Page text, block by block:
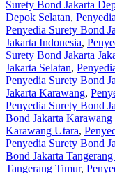
Surety Bond Jakarta
Depok Selatan,
Penyedia Surety Bond
Jakarta Indonesia,
Surety Bond Jakarta
Jakarta Selatan,
Penyedia Surety Bond
Jakarta Karawang,
Penyedia Surety Bond
Bond Jakarta Karawang
Karawang Utara,
Penyedia Surety Bond
Bond Jakarta Tangerang
Tangerang Timur,